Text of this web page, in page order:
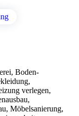
Boden-
verlegen,
Möbelsanierung,